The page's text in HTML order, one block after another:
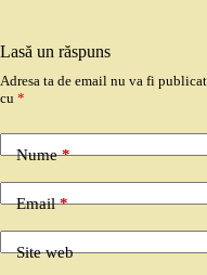
Lasă un răspuns
Adresa ta de email nu va fi
cu *
Nume*
Email*
Site web